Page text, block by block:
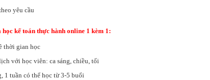
yêu cầu
kế toán thực hành online 1 kèm 1:
thời gian học
với học viên: ca sáng, chiều, tối
1 tuần có thể học từ 3-5 buổi